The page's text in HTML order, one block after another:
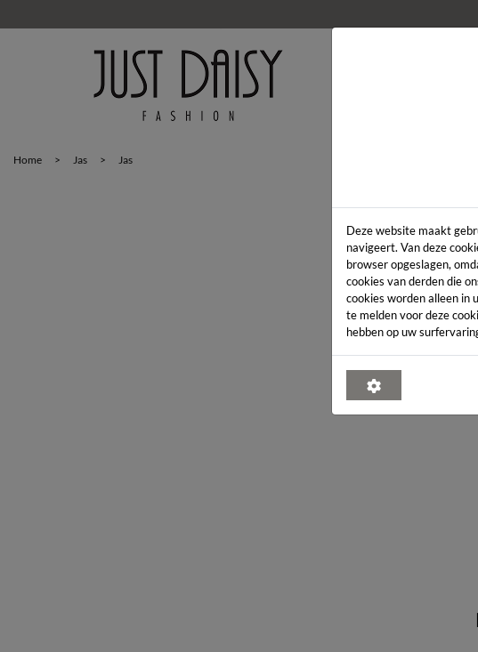
Home > Jas > Jas
Deze website maakt
navigeert. Van deze
browser opgeslagen,
cookies van derden die
cookies worden alleen in
te melden voor deze
hebben op uw